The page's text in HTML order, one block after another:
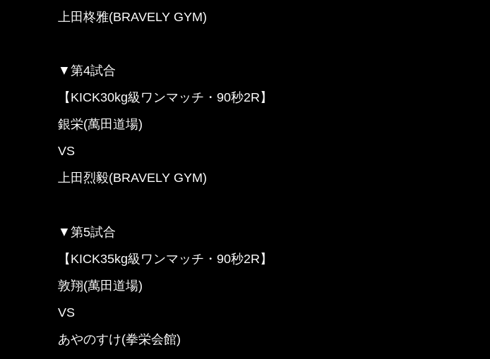
上田柊雅(BRAVELY GYM)
▼第4試合
【KICK30kg級ワンマッチ・90秒2R】
銀栄(萬田道場)
VS
上田烈毅(BRAVELY GYM)
▼第5試合
【KICK35kg級ワンマッチ・90秒2R】
敦翔(萬田道場)
VS
あやのすけ(拳栄会館)